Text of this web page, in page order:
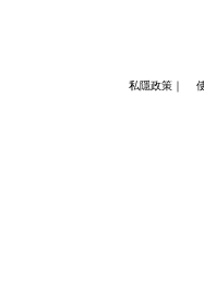
私隱政策｜